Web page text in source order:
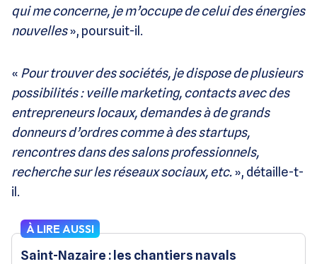
qui me concerne, je m’occupe de celui des énergies
nouvelles», poursuit-il.
« Pour trouver des sociétés, je dispose de plusieurs
possibilités : veille marketing, contacts avec des
entrepreneurs locaux, demandes à de grands
donneurs d’ordres comme à des startups,
rencontres dans des salons professionnels,
recherche sur les réseaux sociaux, etc.», détaille-t-
il.
À LIRE AUSSI
Saint-Nazaire : les chantiers navals